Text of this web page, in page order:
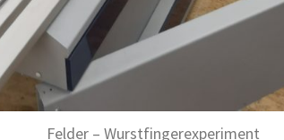
Felder – Wurstfingerexperiment